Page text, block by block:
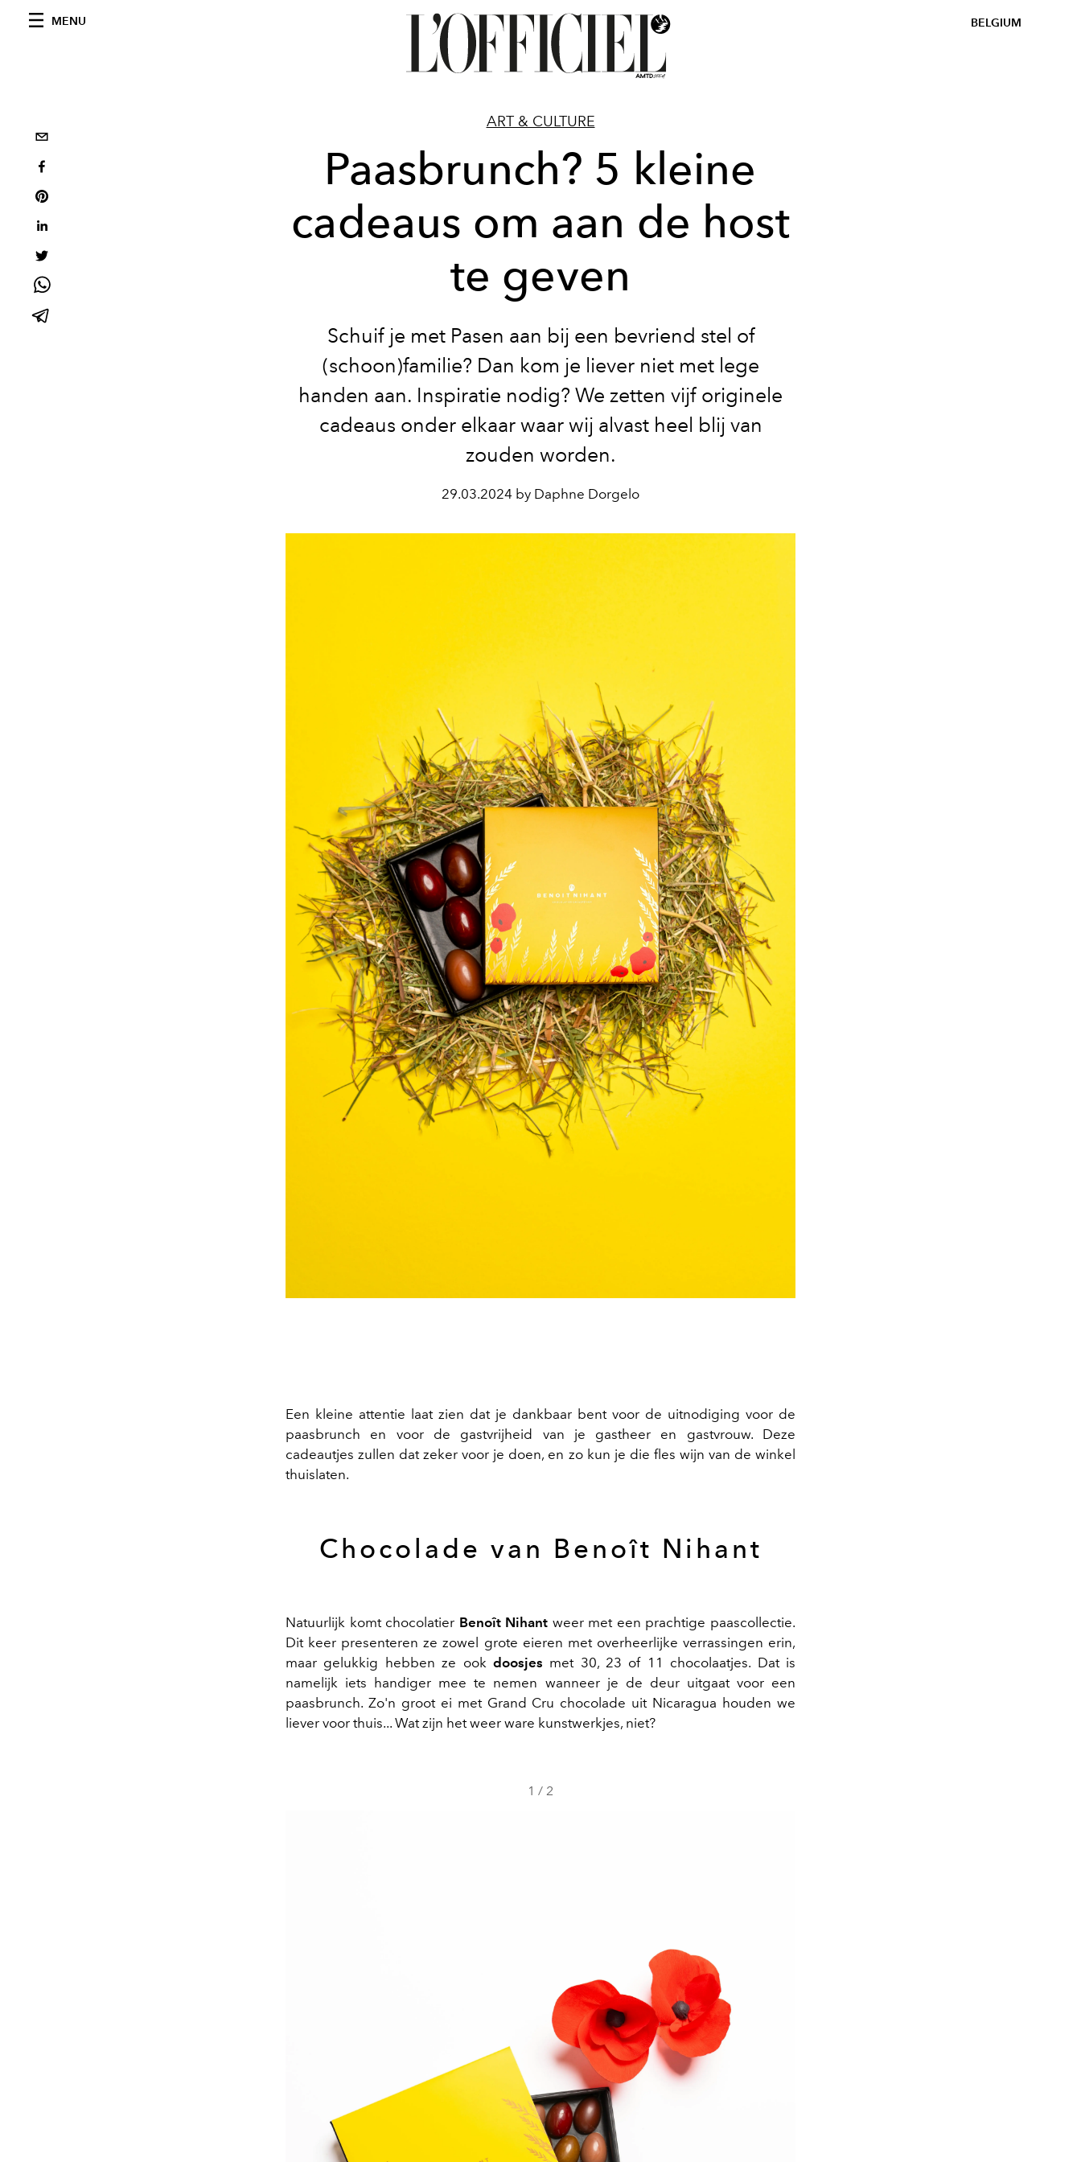
MENU BELGIUM
ART & CULTURE
Paasbrunch? 5 kleine
cadeaus om aan de host
te geven
Schuif je met Pasen aan bij een bevriend stel of
(schoon)familie? Dan kom je liever niet met lege
handen aan. Inspiratie nodig? We zetten vijf originele
cadeaus onder elkaar waar wij alvast heel blij van
zouden worden.
29.03.2024 by Daphne Dorgelo
Een kleine attentie laat zien dat je dankbaar bent voor de uitnodiging voor de
paasbrunch en voor de gastvrijheid van je gastheer en gastvrouw. Deze
cadeautjes zullen dat zeker voor je doen, en zo kun je die fles wijn van de winkel
thuislaten.
Chocolade van Benoît Nihant
Natuurlijk komt chocolatier Benoît Nihant weer met een prachtige paascollectie.
Dit keer presenteren ze zowel grote eieren met overheerlijke verrassingen erin,
maar gelukkig hebben ze ook doosjes met 30, 23 of 11 chocolaatjes. Dat is
namelijk iets handiger mee te nemen wanneer je de deur uitgaat voor een
paasbrunch. Zo'n groot ei met Grand Cru chocolade uit Nicaragua houden we
liever voor thuis... Wat zijn het weer ware kunstwerkjes, niet?
1 / 2